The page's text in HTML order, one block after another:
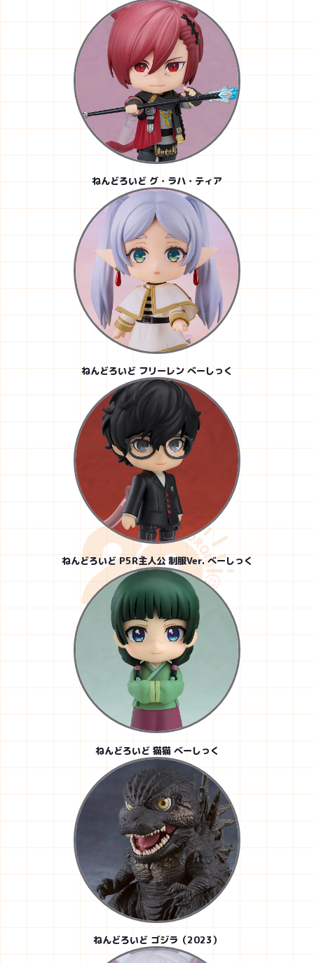
ねんどろいど グ・ラハ・ティア
ねんどろいど フリーレン べーしっく
ねんどろいど P5R主人公 制服Ver. べーしっく
ねんどろいど 猫猫 べーしっく
ねんどろいど ゴジラ（2023）